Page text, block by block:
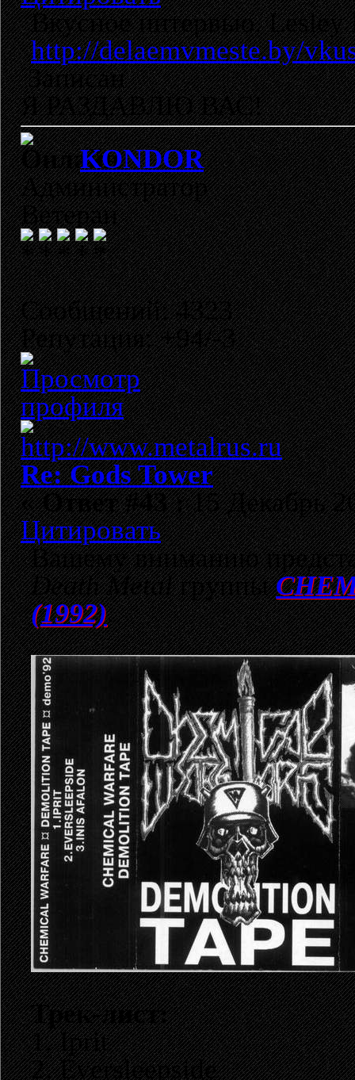
Вкусное интервью.
http://delaemvmeste.by/
Записан
Я РАЗДАВЛЮ ВАС!
KONDOR
Администратор
Ветеран
Сообщений: 4323
Репутация: +94/-3
Re: Gods Tower
«Ответ #43 :15 Декабрь
Цитировать
Вашему вниманию
Death Metalгруппы
(1992).
Трек-лист:
1. Iprit
2. Eversleepside